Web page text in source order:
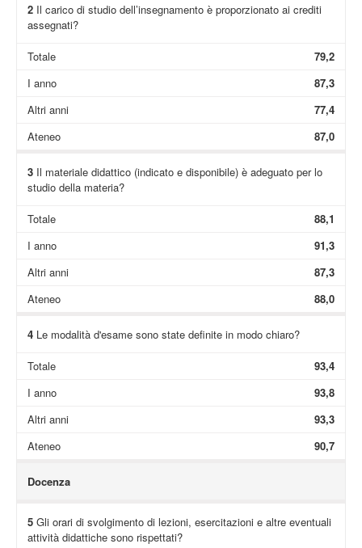
2Il carico di studio dell’insegnamento è proporzionato ai crediti
assegnati?
Totale
79,2
I anno
87,3
Altri anni
77,4
Ateneo
87,0
3Il materiale didattico (indicato e disponibile) è adeguato per lo
studio della materia?
Totale
88,1
I anno
91,3
Altri anni
87,3
Ateneo
88,0
4Le modalità d'esame sono state definite in modo chiaro?
Totale
93,4
I anno
93,8
Altri anni
93,3
Ateneo
90,7
Docenza
5Gli orari di svolgimento di lezioni, esercitazioni e altre eventuali
attività didattiche sono rispettati?